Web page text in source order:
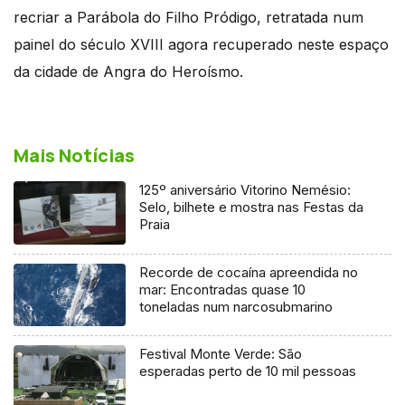
recriar a Parábola do Filho Pródigo, retratada num
painel do século XVIII agora recuperado neste espaço
da cidade de Angra do Heroísmo.
Mais Notícias
125º aniversário Vitorino Nemésio:
Selo, bilhete e mostra nas Festas da
Praia
Recorde de cocaína apreendida no
mar: Encontradas quase 10
toneladas num narcosubmarino
Festival Monte Verde: São
esperadas perto de 10 mil pessoas